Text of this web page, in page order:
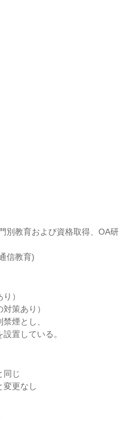
別教育および資格取得、OA研
信教育)
）
策あり）
煙とし、
置している。
同じ